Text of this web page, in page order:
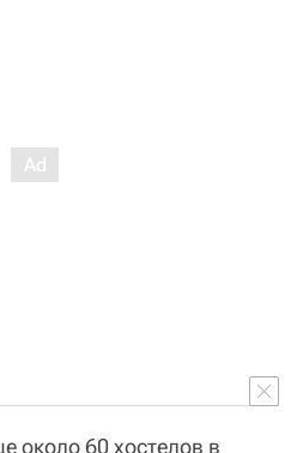
около 60 хостелов в